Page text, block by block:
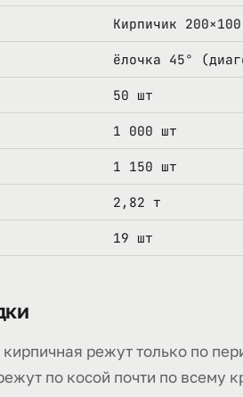
Кирпичик
ёлочка 45°
50 шт
1 000 шт
1 150 шт
2,82 т
19 шт
режут только по
по косой почти по всему